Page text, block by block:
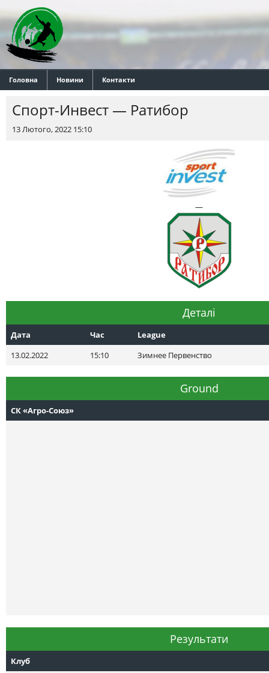
Головна Новини Контакти
Спорт-Инвест — Ратибор
13 Лютого, 2022 15:10
—
Деталі
Дата Час
League
13.02.2022
15:10 Зимнее Первенство
Ground
СК «Агро-Союз»
Результати
Клуб